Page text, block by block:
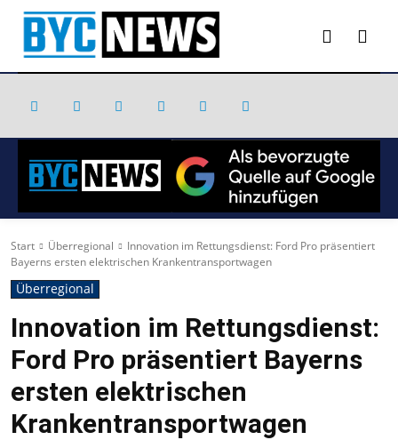
Start Überregional
Innovation im Rettungsdienst: Ford Pro präsentiert
Bayerns ersten elektrischen Krankentransportwagen
Überregional
Innovation im Rettungsdienst:
Ford Pro präsentiert Bayerns
ersten elektrischen
Krankentransportwagen